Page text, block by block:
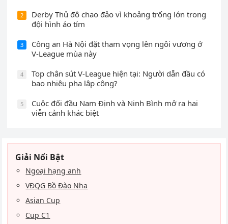
2
Derby Thủ đô chao đảo vì khoảng trống lớn trong
đội hình áo tím
3
Công an Hà Nội đặt tham vọng lên ngôi vương ở
V-League mùa này
4
Top chân sút V-League hiện tại: Người dẫn đầu có
bao nhiêu pha lập công?
5
Cuộc đối đầu Nam Định và Ninh Bình mở ra hai
viễn cảnh khác biệt
Giải Nổi Bật
Ngoại hạng anh
VĐQG Bồ Đào Nha
Asian Cup
Cup C1